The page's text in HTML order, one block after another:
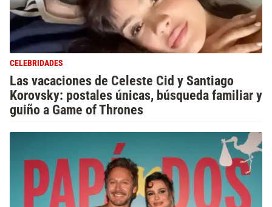
CELEBRIDADES
Las vacaciones de Celeste Cid y Santiago
Korovsky: postales únicas, búsqueda familiar y
guiño a Game of Thrones